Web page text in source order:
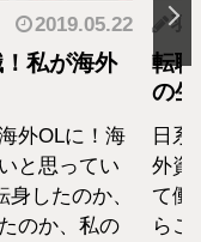
2019.05.22
私が海外
外OLに！海
と思ってい
したのか、
のか、私の
羽
転
の
日
外資
て働
らこ